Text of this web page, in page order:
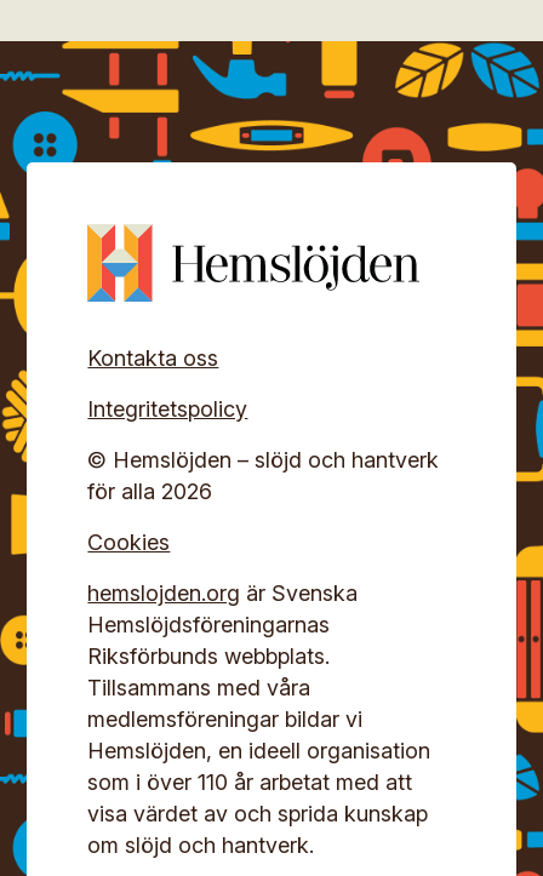
Kontakta oss
Integritetspolicy
© Hemslöjden – slöjd och hantverk
för alla 2026
Cookies
hemslojden.org är Svenska
Hemslöjdsföreningarnas
Riksförbunds webbplats.
Tillsammans med våra
medlemsföreningar bildar vi
Hemslöjden, en ideell organisation
som i över 110 år arbetat med att
visa värdet av och sprida kunskap
om slöjd och hantverk.